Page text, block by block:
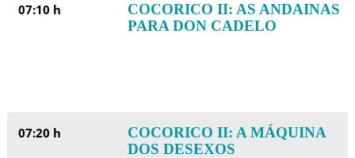
07:10 h
COCORICO II: AS ANDAINAS
PARA DON CADELO
07:20 h
COCORICO II: A MÁQUINA
DOS DESEXOS